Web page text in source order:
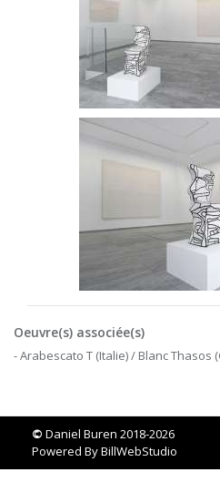
Oeuvre(s) associée(s)
- Arabescato T (Italie) / Blanc Thasos
© Daniel Buren 2018-2026
Powered ByBillWebStudio